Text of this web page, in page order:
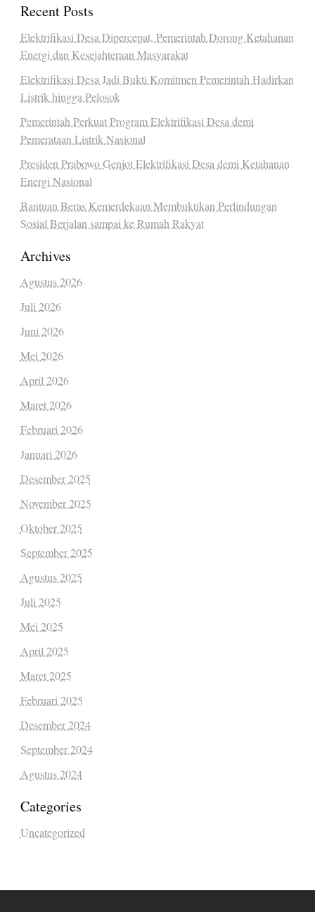
Recent Posts
Elektrifikasi Desa Dipercepat, Pemerintah Dorong Ketahanan
Energi dan Kesejahteraan Masyarakat
Elektrifikasi Desa Jadi Bukti Komitmen Pemerintah Hadirkan
Listrik hingga Pelosok
Pemerintah Perkuat Program Elektrifikasi Desa demi
Pemerataan Listrik Nasional
Presiden Prabowo Genjot Elektrifikasi Desa demi Ketahanan
Energi Nasional
Bantuan Beras Kemerdekaan Membuktikan Perlindungan
Sosial Berjalan sampai ke Rumah Rakyat
Archives
Agustus 2026
Juli 2026
Juni 2026
Mei 2026
April 2026
Maret 2026
Februari 2026
Januari 2026
Desember 2025
November 2025
Oktober 2025
September 2025
Agustus 2025
Juli 2025
Mei 2025
April 2025
Maret 2025
Februari 2025
Desember 2024
September 2024
Agustus 2024
Categories
Uncategorized